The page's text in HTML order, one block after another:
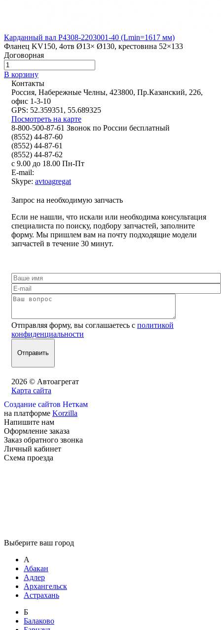
Карданный вал Р4308-2203001-40 (Lmin=1617 мм)
Фланец KV150, 4отв Ø13× Ø130, крестовина 52×133
Договорная
В корзину
Контакты
Россия, Набережные Челны, 423800, Пр.Казанский, 226,
офис 1-3-10
GPS: 52.359351, 55.689325
Посмотреть на карте
8-800-500-87-61 Звонок по России бесплатный
(8552) 44-87-60
(8552) 44-87-61
(8552) 44-87-62
с 9.00 до 18.00 Пн-Пт
E-mail:
Skype: avtoagregat
Запрос на необходимую запчасть
Если не нашли, что искали или необходима консультация
специалиста по поиску, подбору запчастей, заполните
форму. Мы пришлем вам на почту подходящие модели
запчастей в течение 30 минут.
Отправляя форму, вы соглашаетесь с политикой
конфиденциальности
2026 © Автоагрегат
Карта сайта
Создание сайтов Неткам
на платформе Korzilla
Напишите нам
Оформление заказа
Заказ обратного звонка
Личный кабинет
Схема проезда
Выберите ваш город
А
Абакан
Адлер
Архангельск
Астрахань
Б
Балаково